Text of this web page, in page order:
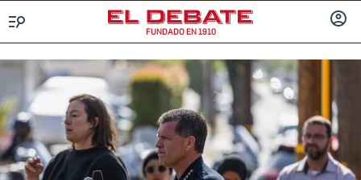
FUNDADO EN 1910